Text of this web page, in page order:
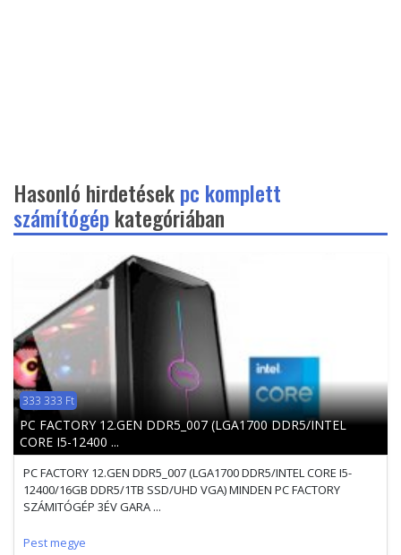
Hasonló hirdetésekpc komplett
számítógépkategóriában
333 333 Ft
PC FACTORY 12.GEN DDR5_007 (LGA1700 DDR5/INTEL
CORE I5-12400 ...
PC FACTORY 12.GEN DDR5_007 (LGA1700 DDR5/INTEL CORE I5-
12400/16GB DDR5/1TB SSD/UHD VGA) MINDEN PC FACTORY
SZÁMITÓGÉP 3ÉV GARA ...
Pest megye